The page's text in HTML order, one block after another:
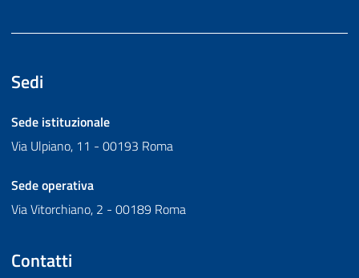
Sedi
Sede istituzionale
Via Ulpiano, 11 - 00193 Roma
Sede operativa
Via Vitorchiano, 2 - 00189 Roma
Contatti